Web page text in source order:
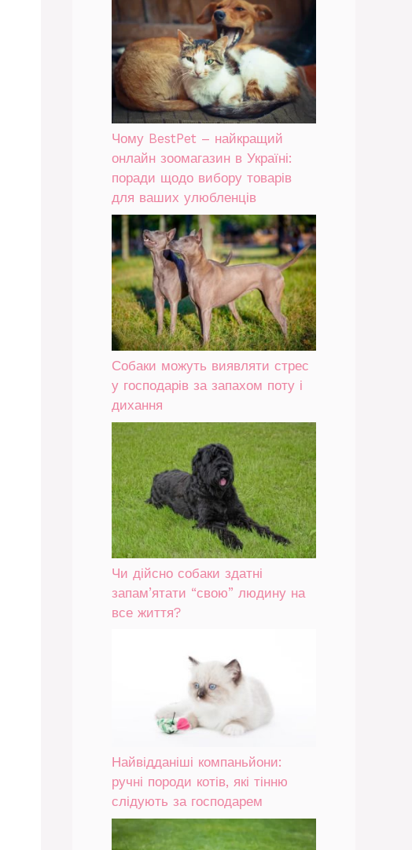
Чому BestPet – найкращий
онлайн зоомагазин в Україні:
поради щодо вибору товарів
для ваших улюбленців
Собаки можуть виявляти стрес
у господарів за запахом поту і
дихання
Чи дійсно собаки здатні
запам’ятати “свою” людину на
все життя?
Найвідданіші компаньйони:
ручні породи котів, які тінню
слідують за господарем